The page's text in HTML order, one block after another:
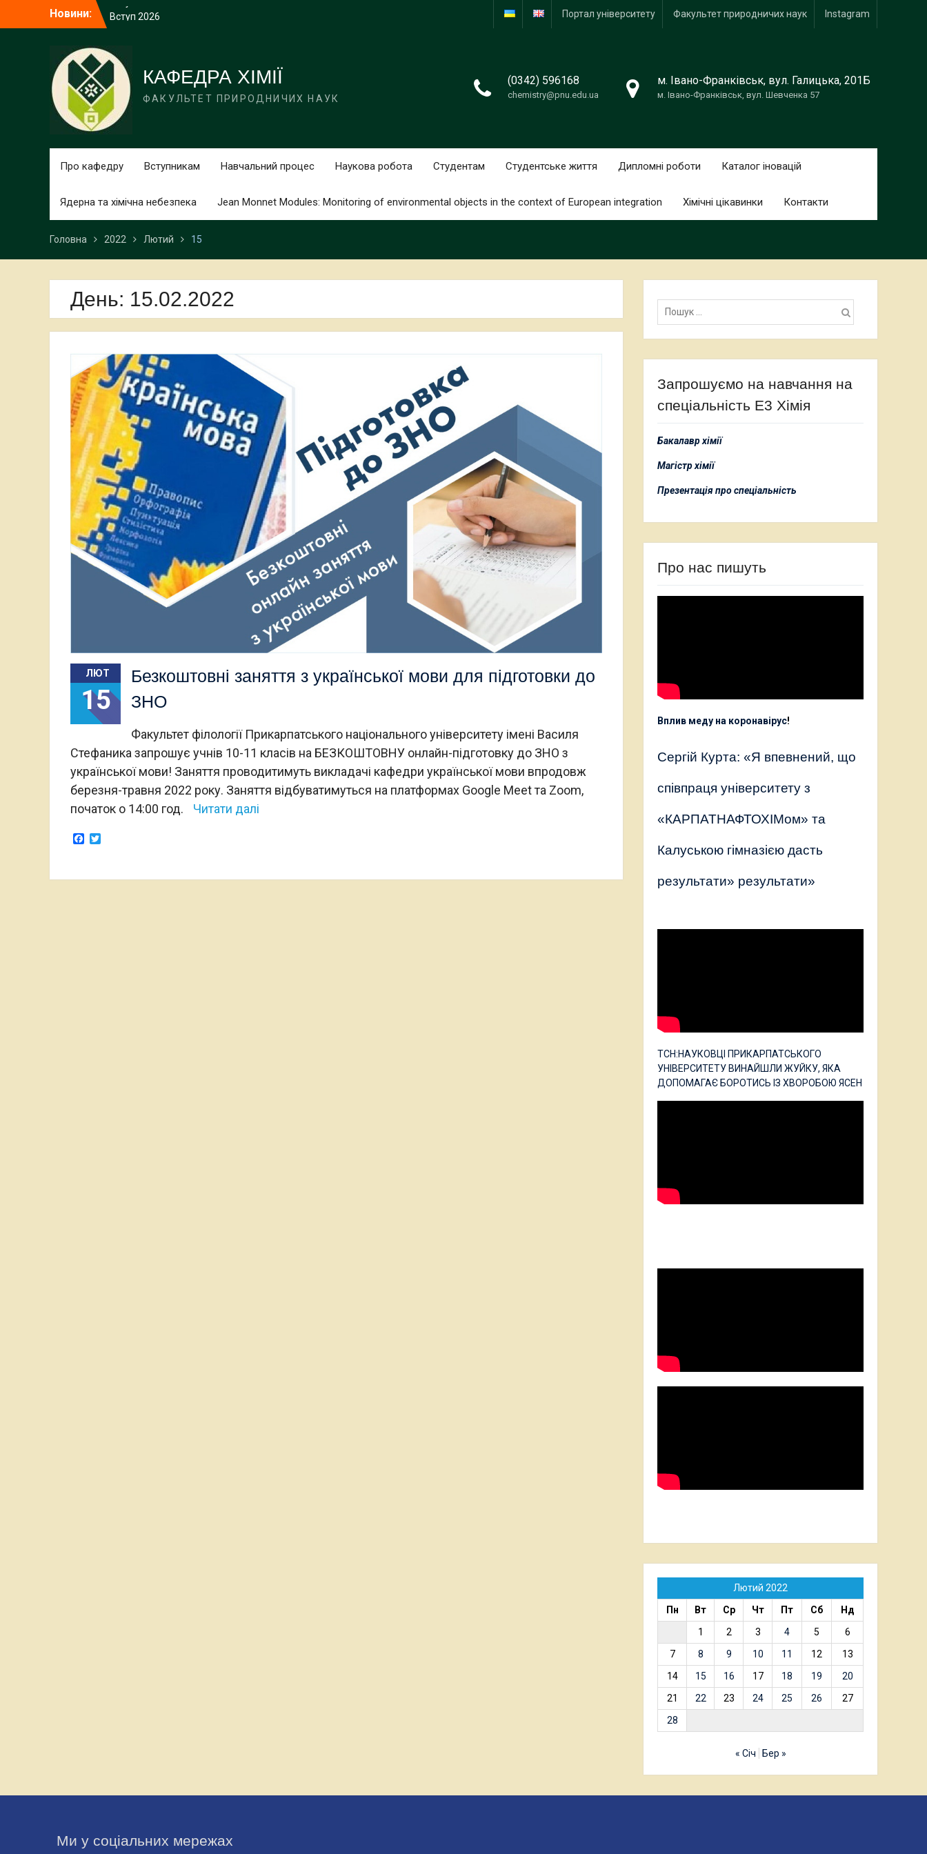
Новини:
Вступ 2026
Вступ 2026
Вступ 2026
Портал університету Факультет природничих наук Іnstagram
КАФЕДРА ХІМІЇ
ФАКУЛЬТЕТ ПРИРОДНИЧИХ НАУК
(0342) 596168
chemistry@pnu.edu.ua
м. Івано-Франківськ, вул. Галицька, 201Б
м. Івано-Франківськ, вул. Шевченка 57
Про кафедру Вступникам Навчальний процес Наукова робота Студентам Студентське життя Дипломні роботи Каталог іновацій
Ядерна та хімічна небезпека Jean Monnet Modules: Monitoring of environmental objects in the context of European integration Хімічні цікавинки Контакти
Головна 2022 Лютий 15
День: 15.02.2022
ЛЮТ
15
Безкоштовні заняття з української мови для підготовки до
ЗНО
Факультет філології Прикарпатського національного університету імені Василя
Стефаника запрошує учнів 10-11 класів на БЕЗКОШТОВНУ онлайн-підготовку до ЗНО з
української мови! Заняття проводитимуть викладачі кафедри української мови впродовж
березня-травня 2022 року. Заняття відбуватимуться на платформах Google Meet та Zoom,
початок о 14:00 год.
Читати далі
Facebook
Пошук:
Запрошуємо на навчання на
спеціальність Е3 Хімія
Бакалавр хімії
Магістр хімії
Презентація про спеціальність
Про нас пишуть
Вплив меду на коронавірус!
Сергій Курта: «Я впевнений, що
співпраця університету з
«КАРПАТНАФТОХІМом» та
Калуською гімназією дасть
результати» результати»
ТСН:НАУКОВЦІ ПРИКАРПАТСЬКОГО
УНІВЕРСИТЕТУ ВИНАЙШЛИ ЖУЙКУ, ЯКА
ДОПОМАГАЄ БОРОТИСЬ ІЗ ХВОРОБОЮ ЯСЕН
Лютий 2022
Пн
Вт Ср Чт Пт Сб
Нд
1
2 3 4 5
6
7
8 9 10 11 12
13
14
15 16 17 18 19
20
21
22 23 24 25 26
27
28
« Січ Бер »
Ми у соціальних мережах